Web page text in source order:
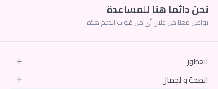
نحن دائما هنا للمساعدة
تواصل معنا من خلال أي من قنوات الدعم هذه
العطور
الصحة والجمال